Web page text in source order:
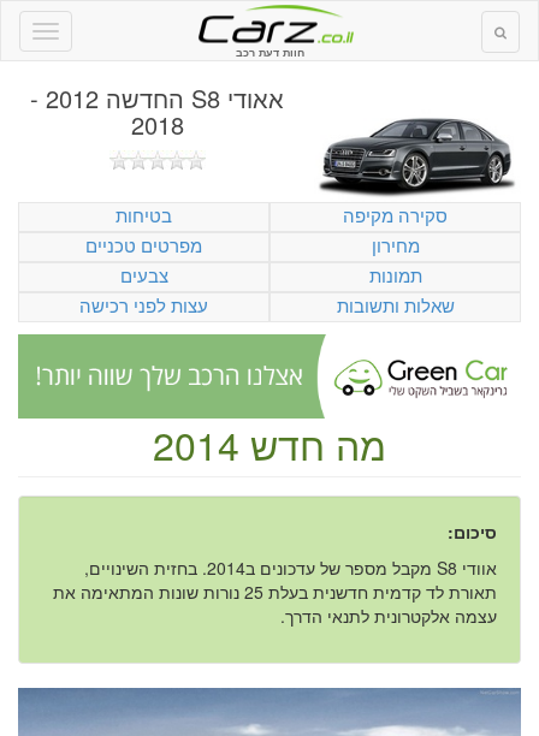
חוות דעת רכב
אאודי S8 החדשה 2012 -
2018
סקירה מקיפה
בטיחות
מחירון
מפרטים טכניים
תמונות
צבעים
שאלות ותשובות
עצות לפני רכישה
מה חדש 2014
סיכום:
אוודי S8 מקבל מספר של עדכונים ב2014. בחזית השינויים,
תאורת לד קדמית חדשנית בעלת 25 נורות שונות המתאימה את
עצמה אלקטרונית לתנאי הדרך.